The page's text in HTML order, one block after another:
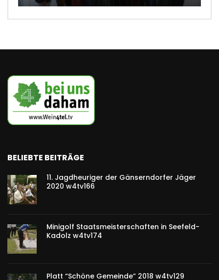
BELIEBTE BEITRÄGE
11. Jagdheuriger der Gänserndorfer Jäger
2020 w4tv166
Minigolf Staatsmeisterschaften in Seefeld-
Kadolz w4tv174
Platt “Schöne Gemeinde” 2018 w4tv129